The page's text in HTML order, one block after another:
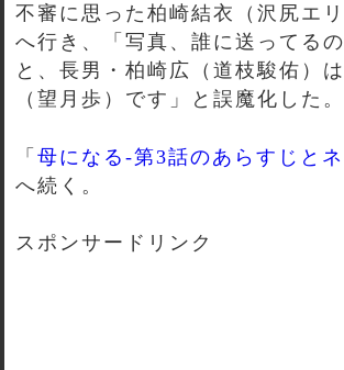
不審に思った柏崎結衣（沢尻エ
へ行き、「写真、誰に送ってる
と、長男・柏崎広（道枝駿佑）
（望月歩）です」と誤魔化した。
「 母になる-第3話のあらすじと
へ続く。
スポンサードリンク